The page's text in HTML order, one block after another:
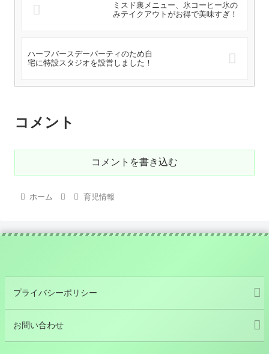
ミスド裏メニュー、氷コーヒー氷の
みテイクアウトがお得で美味すぎ！
ハーフバースデーパーティのため自
宅に特設スタジオを設営しました！
コメント
コメントを書き込む
ホーム 育児情報
プライバシーポリシー
お問い合わせ